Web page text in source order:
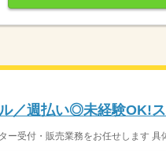
／週払い◎未経験OK!
ー受付・販売業務をお任せします 具